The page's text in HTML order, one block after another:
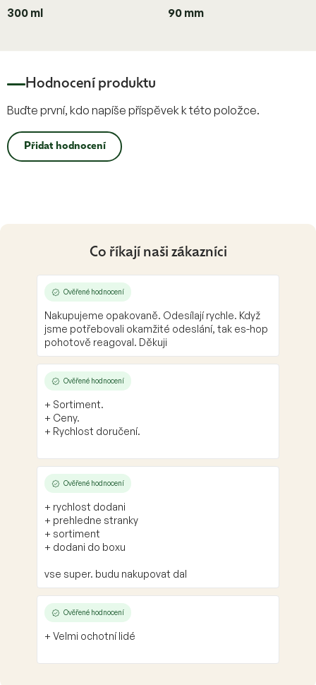
300 ml 90 mm
Hodnocení produktu
Buďte první, kdo napíše příspěvek k této položce.
Přidat hodnocení
Co říkají naši zákazníci
Ověřené hodnocení
Nakupujeme opakovaně. Odesílají rychle. Když
jsme potřebovali okamžité odeslání, tak es-hop
pohotově reagoval. Děkuji
Ověřené hodnocení
+ Sortiment.
+ Ceny.
+ Rychlost doručení.
Ověřené hodnocení
+ rychlost dodani
+ prehledne stranky
+ sortiment
+ dodani do boxu
vse super. budu nakupovat dal
Ověřené hodnocení
+ Velmi ochotní lidé